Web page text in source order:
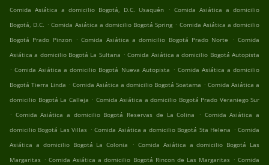
Comida Asiática a domicilio Bogotá, D.C. Usaquén . Comida Asiática a domicilio
Bogotá, D.C. . Comida Asiática a domicilio Bogotá Spring . Comida Asiática a domicilio
Bogotá Prado Pinzon . Comida Asiática a domicilio Bogotá Prado Norte . Comida
Asiática a domicilio Bogotá La Sultana . Comida Asiática a domicilio Bogotá Autopista
. Comida Asiática a domicilio Bogotá Nueva Autopista . Comida Asiática a domicilio
Bogotá Tierra Linda . Comida Asiática a domicilio Bogotá Soatama . Comida Asiática a
domicilio Bogotá La Calleja . Comida Asiática a domicilio Bogotá Prado Veraniego Sur
. Comida Asiática a domicilio Bogotá Reservas de La Colina . Comida Asiática a
domicilio Bogotá Las Villas . Comida Asiática a domicilio Bogotá Sta Helena . Comida
Asiática a domicilio Bogotá La Colonia
. Comida Asiática a domicilio Bogotá Las
Margaritas . Comida Asiática a domicilio Bogotá Rincon de Las Margaritas . Comida